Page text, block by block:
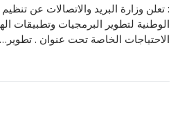
: تعلن وزارة البريد والاتصالات عن
الوطنية لتطوير البرمجيات وتطبيقات
الاحتياجات الخاصة تحت عنوان . تطوير…